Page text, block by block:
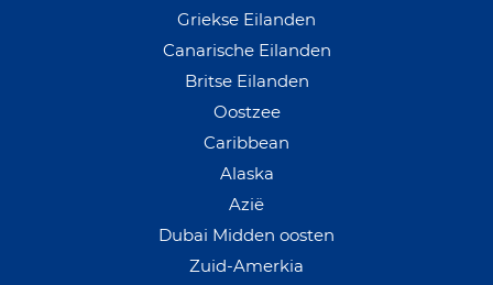
Griekse Eilanden
Canarische Eilanden
Britse Eilanden
Oostzee
Caribbean
Alaska
Azië
Dubai Midden oosten
Zuid-Amerkia